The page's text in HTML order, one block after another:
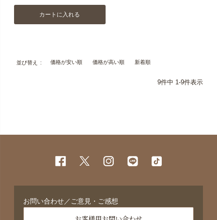
カートに入れる
並び替え 価格が安い順 価格が高い順 新着順
9件中 1-9件表示
お問い合わせ／ご意見・ご感想